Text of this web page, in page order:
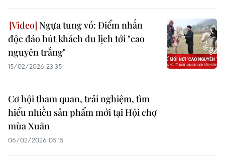
Ngựa tung vó: Điểm nhấn
độc đáo hút khách du lịch tới "cao
nguyên trắng"
15/02/2026 23:35
Cơ hội tham quan, trải nghiệm, tìm
hiểu nhiều sản phẩm mới tại Hội chợ
mùa Xuân
06/02/2026 05:15